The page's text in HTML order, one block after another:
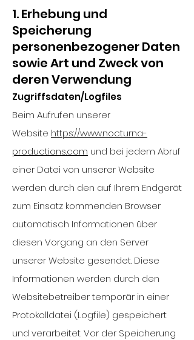
1. Erhebung und
Speicherung
personenbezogener Daten
sowie Art und Zweck von
deren Verwendung
Zugriffsdaten/Logfiles
Beim Aufrufen unserer
Website https://www.nocturna-
productions.com und bei jedem Abruf
einer Datei von unserer Website
werden durch den auf Ihrem Endgerät
zum Einsatz kommenden Browser
automatisch Informationen über
diesen Vorgang an den Server
unserer Website gesendet. Diese
Informationen werden durch den
Websitebetreiber temporär in einer
Protokolldatei (Logfile) gespeichert
und verarbeitet. Vor der Speicherung